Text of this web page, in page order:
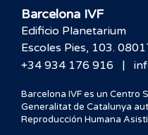
Barcelona IVF
Edificio Planetarium
Escoles Pies, 103.
+34 934 176 916
|
Barcelona IVF es un Centro
Generalitat de Catalunya
Reproducción Humana